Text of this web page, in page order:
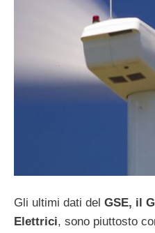
Gli ultimi dati del GSE, il
Elettrici, sono piuttosto